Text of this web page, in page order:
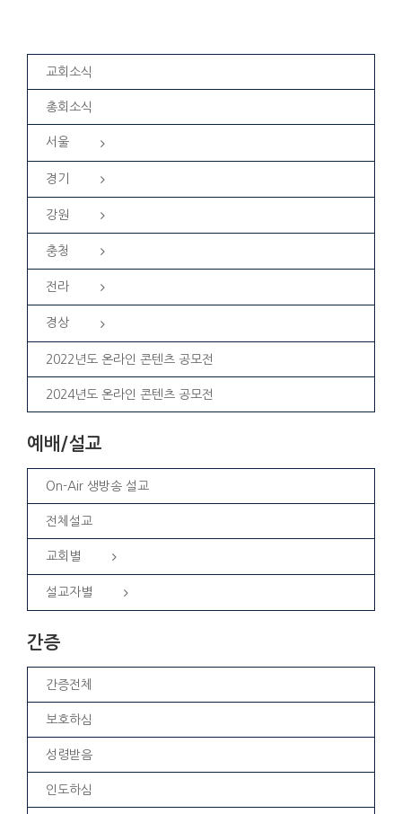
교회소식
총회소식
서울
경기
강원
충청
전라
경상
2022년도 온라인 콘텐츠 공모전
2024년도 온라인 콘텐츠 공모전
예배/설교
On-Air 생방송 설교
전체설교
교회별
설교자별
간증
간증전체
보호하심
성령받음
인도하심